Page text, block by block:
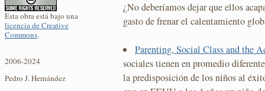
Esta obra está bajo una
licencia de Creative
Commons.
2006-2024
Pedro J. Hernández
¿No deberíamos dejar que ellos
gasto de frenar el calentamiento
Parenting, Social Class and the
sociales tienen en promedio
la predisposición de los niños al